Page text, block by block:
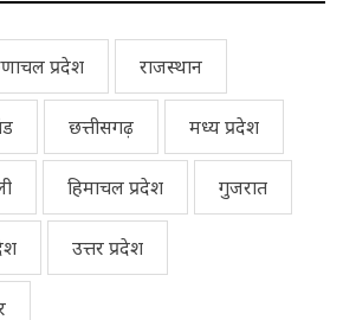
प्रदेश राजस्थान
छत्तीसगढ़ मध्य प्रदेश
हिमाचल प्रदेश गुजरात
उत्तर प्रदेश